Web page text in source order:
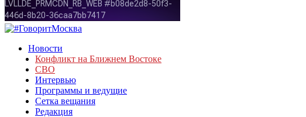
Новости
Конфликт на Ближнем Востоке
СВО
Интервью
Программы и ведущие
Сетка вещания
Редакция